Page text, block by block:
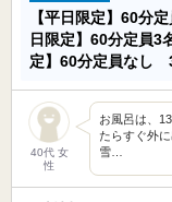
【平日限定】60分
日限定】60分定員
定】60分定員なし
40代 女
性
お風呂は、
たらすぐ外
雪…